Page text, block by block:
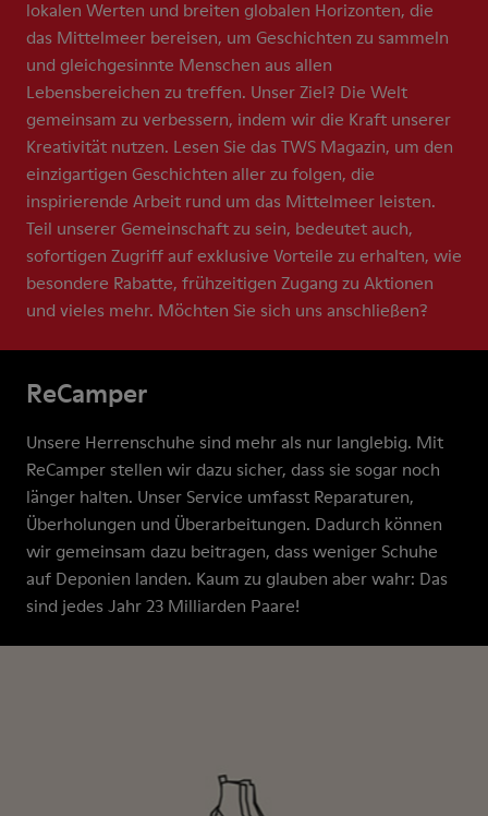
lokalen Werten und breiten globalen Horizonten, die
das Mittelmeer bereisen, um Geschichten zu sammeln
und gleichgesinnte Menschen aus allen
Lebensbereichen zu treffen. Unser Ziel? Die Welt
gemeinsam zu verbessern, indem wir die Kraft unserer
Kreativität nutzen. Lesen Sie das TWS Magazin, um den
einzigartigen Geschichten aller zu folgen, die
inspirierende Arbeit rund um das Mittelmeer leisten.
Teil unserer Gemeinschaft zu sein, bedeutet auch,
sofortigen Zugriff auf exklusive Vorteile zu erhalten, wie
besondere Rabatte, frühzeitigen Zugang zu Aktionen
und vieles mehr. Möchten Sie sich uns anschließen?
ReCamper
Unsere Herrenschuhe sind mehr als nur langlebig. Mit
ReCamper stellen wir dazu sicher, dass sie sogar noch
länger halten. Unser Service umfasst Reparaturen,
Überholungen und Überarbeitungen. Dadurch können
wir gemeinsam dazu beitragen, dass weniger Schuhe
auf Deponien landen. Kaum zu glauben aber wahr: Das
sind jedes Jahr 23 Milliarden Paare!